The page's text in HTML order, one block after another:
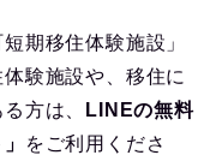
期移住体験施設」
験施設や、移住に
方は、
LINEの無料
をご利用くださ